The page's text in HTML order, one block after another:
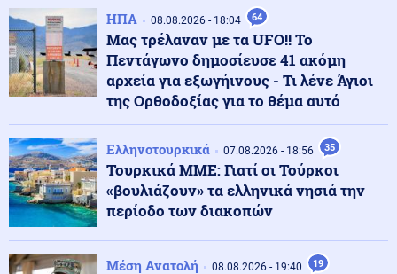
Κοινωνία
Συγκλονιστικό τροχαίο: Αυτοκίνητο συγκρούστηκε με
μηχανή αστυνομικών της ΔΙΑΣ στο Λαγονήσι
Ένοπλες Συρράξεις 08.08.2026 - 23:06
Καταγγελία για νυχτερινή είσοδο ισραηλινών
στρατευμάτων σε χωριό του Λιβάνου - Τι απαντά το
Ισραήλ
Ελληνοτουρκικά 08.08.2026 - 23:00
Ανάλυση: Η Ελληνική αντίδραση μετά την τριμερή
συμφωνία Τουρκίας-Πακιστάν-Σ. Αραβίας στη Μέκκα
ΗΠΑ 08.08.2026 - 18:04 64
Μας τρέλαναν με τα UFO!! Το
Πεντάγωνο δημοσίευσε 41 ακόμη
αρχεία για εξωγήινους - Τι λένε Άγιοι
της Ορθοδοξίας για το θέμα αυτό
Ελληνοτουρκικά 07.08.2026 - 18:56 35
Τουρκικά ΜΜΕ: Γιατί οι Τούρκοι
«βουλιάζουν» τα ελληνικά νησιά την
περίοδο των διακοπών
Μέση Ανατολή 08.08.2026 - 19:40 19